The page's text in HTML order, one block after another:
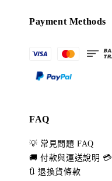
Payment Methods
FAQ
💡 常見問題 FAQ
🚚 付款與運送說明 💳
🔃 退換貨條款